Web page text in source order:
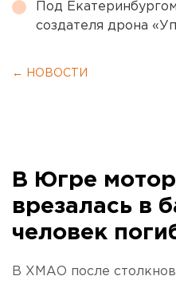
Под
создателя дрона
← НОВОСТИ
В Югре
врезалась в
человек
В ХМАО после